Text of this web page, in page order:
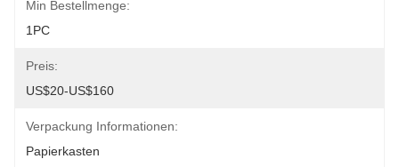
Min Bestellmenge:
1PC
Preis:
US$20-US$160
Verpackung Informationen:
Papierkasten